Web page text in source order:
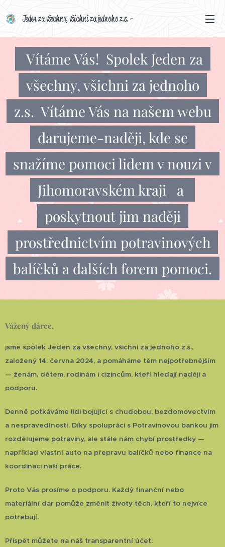
Jeden za všechny, všichni za jednoho z.s. -
Vítáme Vás! Spolek Jeden za
všechny, všichni za jednoho
z.s. Vítáme Vás na našem webu
darujeme-naději, kde se
snažíme pomoci lidem v nouzi v
Jihomoravském kraji a
poskytnout jim naději
prostřednictvím potravinových
balíčků a dalších forem pomoci.
Vážený dárce,
jsme spolek Jeden za všechny, všichni za jednoho z.s.,
založený 14. června 2024, a pomáháme těm nejpotřebnějším
— ženám, dětem, rodinám i cizincům, kteří hledají naději a
podporu.
Denně potkáváme lidi bojující s chudobou, bezdomovectvím
a nespravedlností. Díky spolupráci s Potravinovou bankou jim
rozdělujeme potraviny, ale stále nám chybí prostředky —
například vlastní auto na přepravu balíčků nebo finance na
koordinaci naší práce.
Proto Vás prosíme o podporu. Každý finanční nebo
materiální dar pomůže změnit životy těch, kteří to nejvíce
potřebují.
Přispět můžete na náš transparentní účet: